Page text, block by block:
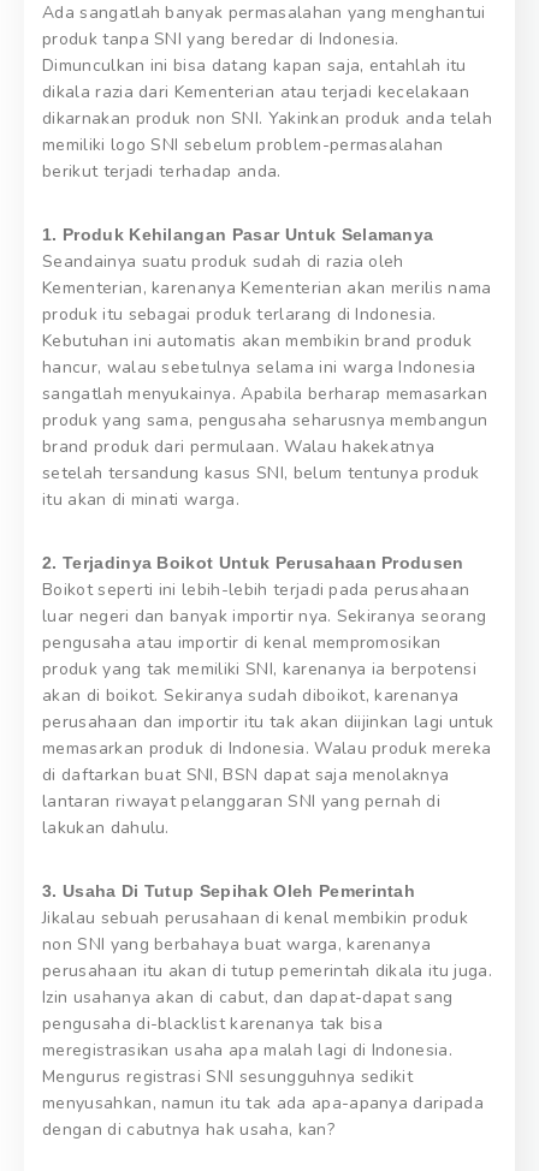
Ada sangatlah banyak permasalahan yang menghantui
produk tanpa SNI yang beredar di Indonesia.
Dimunculkan ini bisa datang kapan saja, entahlah itu
dikala razia dari Kementerian atau terjadi kecelakaan
dikarnakan produk non SNI. Yakinkan produk anda telah
memiliki logo SNI sebelum problem-permasalahan
berikut terjadi terhadap anda.
1. Produk Kehilangan Pasar Untuk Selamanya
Seandainya suatu produk sudah di razia oleh
Kementerian, karenanya Kementerian akan merilis nama
produk itu sebagai produk terlarang di Indonesia.
Kebutuhan ini automatis akan membikin brand produk
hancur, walau sebetulnya selama ini warga Indonesia
sangatlah menyukainya. Apabila berharap memasarkan
produk yang sama, pengusaha seharusnya membangun
brand produk dari permulaan. Walau hakekatnya
setelah tersandung kasus SNI, belum tentunya produk
itu akan di minati warga.
2. Terjadinya Boikot Untuk Perusahaan Produsen
Boikot seperti ini lebih-lebih terjadi pada perusahaan
luar negeri dan banyak importir nya. Sekiranya seorang
pengusaha atau importir di kenal mempromosikan
produk yang tak memiliki SNI, karenanya ia berpotensi
akan di boikot. Sekiranya sudah diboikot, karenanya
perusahaan dan importir itu tak akan diijinkan lagi untuk
memasarkan produk di Indonesia. Walau produk mereka
di daftarkan buat SNI, BSN dapat saja menolaknya
lantaran riwayat pelanggaran SNI yang pernah di
lakukan dahulu.
3. Usaha Di Tutup Sepihak Oleh Pemerintah
Jikalau sebuah perusahaan di kenal membikin produk
non SNI yang berbahaya buat warga, karenanya
perusahaan itu akan di tutup pemerintah dikala itu juga.
Izin usahanya akan di cabut, dan dapat-dapat sang
pengusaha di-blacklist karenanya tak bisa
meregistrasikan usaha apa malah lagi di Indonesia.
Mengurus registrasi SNI sesungguhnya sedikit
menyusahkan, namun itu tak ada apa-apanya daripada
dengan di cabutnya hak usaha, kan?